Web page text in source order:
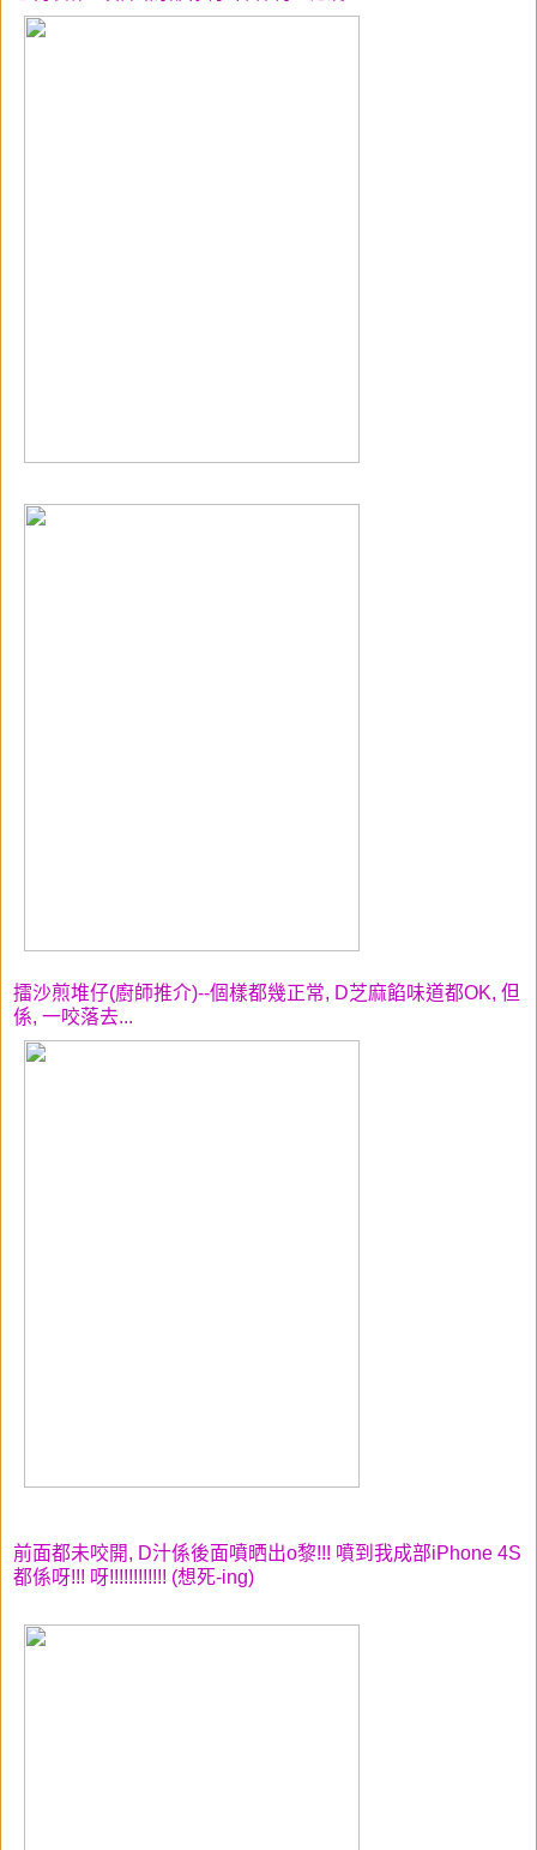
擂沙煎堆仔(廚師推介)--個樣都幾正常, D芝麻餡味道都OK, 但
係, 一咬落去...
前面都未咬開, D汁係後面噴晒出o黎!!! 噴到我成部iPhone 4S
都係呀!!! 呀!!!!!!!!!!!! (想死-ing)